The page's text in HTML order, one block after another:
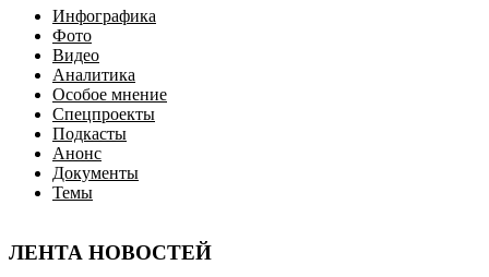
Инфографика
Фото
Видео
Аналитика
Особое мнение
Спецпроекты
Подкасты
Анонс
Документы
Темы
ЛЕНТА НОВОСТЕЙ